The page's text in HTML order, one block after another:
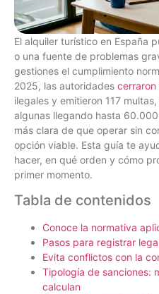
El alquiler turístico en España
o una fuente de problemas
gestiones el cumplimiento
2025, las autoridades
ilegales y emitieron 117
algunas llegando hasta
más clara de que operar sin
opción viable. Esta guía te
hacer, en qué orden y cómo
primer momento.
Tabla de contenidos
Conoce la normativa
Pasos para registrar
Evita conflictos con la
Tipología de sanciones:
calculan